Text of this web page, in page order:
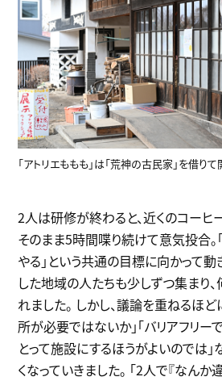
「アトリエももも」は「荒神の古民家」を借り
2人は研修が終わると、近くのコーヒ
そのまま5時間喋り続けて意気投合。
やる」という共通の目標に向かって
した地域の人たちも少しずつ集まり
れました。 しかし、議論を重ねるほど
所が必要ではないか」「バリアフリー
とって施設にするほうがよいのでは」
くなっていきました。 「2人で『なんか